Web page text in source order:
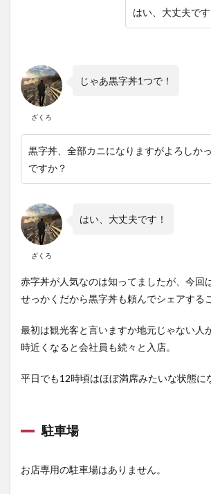
はい、大丈夫で
ざくろ
じゃあ黒字丼1つで！
黒字丼、全部カニになりますがよろしか
ですか？
ざくろ
はい、大丈夫です！
赤字丼が人気なのは知ってましたが、今回
せっかくだから黒字丼も頼んでシェアする
最初は観光客と言いますか地元じゃない人
時近くなると会社員も続々と入店。
平日でも12時頃はほぼ満席みたいな状態に
駐車場
お店専用の駐車場はありません。